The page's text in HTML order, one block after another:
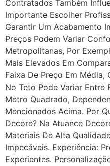
Contratados Também
Importante Escolher
Garantir Um Acabamento
Preços Podem Variar
Metropolitanas, Por
Mais Elevados Em
Faixa De Preço Em Média,
No Teto Pode Variar Entre
Metro Quadrado,
Mencionados Acima. Por
Decore? Na Atuance
Materiais De Alta
Impecáveis. Experiência:
Experientes.